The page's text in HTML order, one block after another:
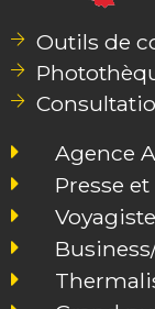
Outils de
Agence
Presse